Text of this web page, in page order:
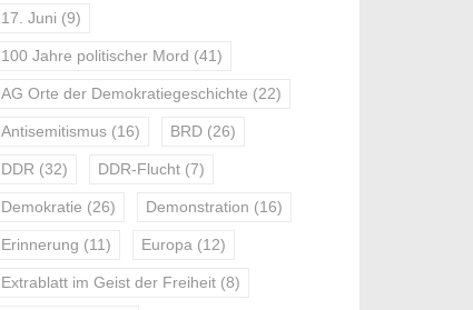
17. Juni (9)
100 Jahre politischer Mord (41)
AG Orte der Demokratiegeschichte (22)
Antisemitismus (16) BRD (26)
DDR (32) DDR-Flucht (7)
Demokratie (26) Demonstration (16)
Erinnerung (11) Europa (12)
Extrablatt im Geist der Freiheit (8)